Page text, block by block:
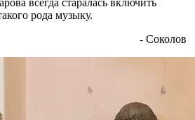
всегда старалась включить
рода музыку.
- Соколов